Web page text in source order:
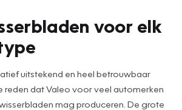
voor elk
uitstekend en heel betrouwbaar
reden dat Valeo voor veel automerken
mag produceren. De grote